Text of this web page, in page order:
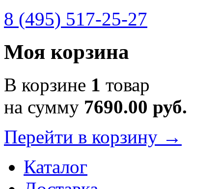
8 (495) 517-25-27
Моя корзина
В корзине 1 товар
на сумму 7690.00 руб.
Перейти в корзину →
Каталог